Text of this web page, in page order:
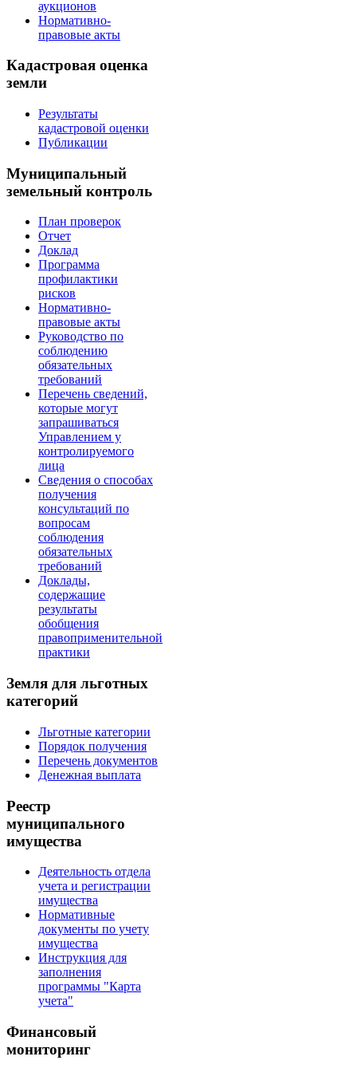
аукционов
Нормативно-
правовые акты
Кадастровая оценка
земли
Результаты
кадастровой оценки
Публикации
Муниципальный
земельный контроль
План проверок
Отчет
Доклад
Программа
профилактики
рисков
Нормативно-
правовые акты
Руководство по
соблюдению
обязательных
требований
Перечень сведений,
которые могут
запрашиваться
Управлением у
контролируемого
лица
Сведения о способах
получения
консультаций по
вопросам
соблюдения
обязательных
требований
Доклады,
содержащие
результаты
обобщения
правоприменительной
практики
Земля для льготных
категорий
Льготные категории
Порядок получения
Перечень документов
Денежная выплата
Реестр
муниципального
имущества
Деятельность отдела
учета и регистрации
имущества
Нормативные
документы по учету
имущества
Инструкция для
заполнения
программы "Карта
учета"
Финансовый
мониторинг